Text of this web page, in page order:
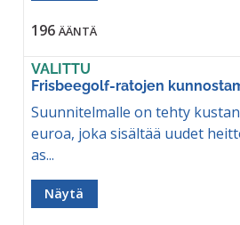
196 ÄÄNTÄ
VALITTU
Frisbeegolf-ratojen
Suunnitelmalle on tehty
euroa, joka sisältää uudet
as...
Näytä